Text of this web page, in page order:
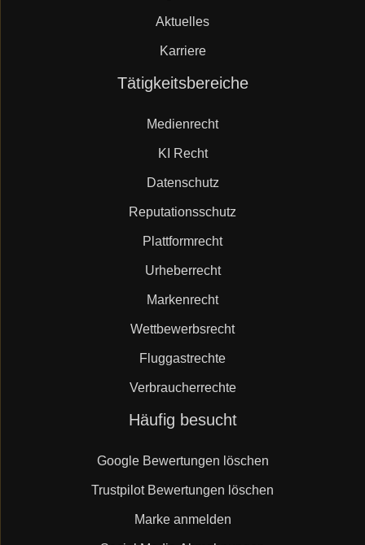
Aktuelles
Karriere
Tätigkeitsbereiche
Medienrecht
KI Recht
Datenschutz
Reputationsschutz
Plattformrecht
Urheberrecht
Markenrecht
Wettbewerbsrecht
Fluggastrechte
Verbraucherrechte
Häufig besucht
Google Bewertungen löschen
Trustpilot Bewertungen löschen
Marke anmelden